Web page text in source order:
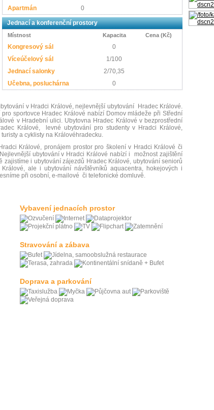
Apartmán
0
Jednací a konferenční prostory
Místnost Kapacita Cena (Kč)
Kongresový sál
0
Víceúčelový sál
1/100
Jednací salonky
2/70,35
Učebna, posluchárna
0
v Hradci Králové, nejlevnější ubytování Hradec Králové.
sportovce Hradec Králové nabízí Domov mládeže při Střední
v Hradební ulici. Ubytovna Hradec Králové v bezprostřední
Králové, levné ubytování pro studenty v Hradci Králové,
a cyklisty na Královéhradecku.
Králové, pronájem prostor pro školení v Hradci Králové či
ubytování v Hradci Králové nabízí i možnost zajištění
i ubytování zájezdů Hradec Králové, ubytování seniorů
ale i ubytování návštěvníků aquacentra, hokejových i
při osobní, e-mailové či telefonické domluvě.
Vybavení jednacích prostor
Stravování a zábava
Doprava a parkování